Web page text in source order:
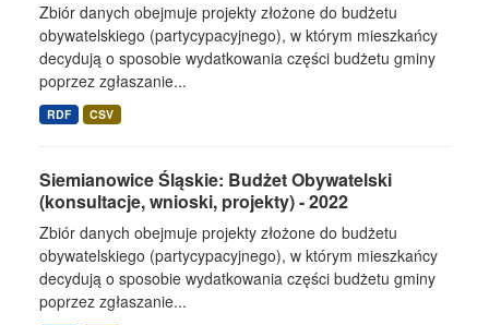
Zbiór danych obejmuje projekty złożone do budżetu
obywatelskiego (partycypacyjnego), w którym mieszkańcy
decydują o sposobie wydatkowania części budżetu gminy
poprzez zgłaszanie...
RDF CSV
Siemianowice Śląskie: Budżet Obywatelski
(konsultacje, wnioski, projekty) - 2022
Zbiór danych obejmuje projekty złożone do budżetu
obywatelskiego (partycypacyjnego), w którym mieszkańcy
decydują o sposobie wydatkowania części budżetu gminy
poprzez zgłaszanie...